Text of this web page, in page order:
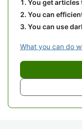
You get articles
You can
You can use
What you can do